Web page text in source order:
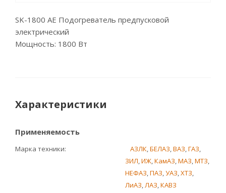
SK-1800 AE Подогреватель предпусковой
электрический
Мощность: 1800 Вт
Характеристики
Применяемость
Марка техники АЗЛК,БЕЛАЗ,ВАЗ,ГАЗ,
ЗИЛ,ИЖ,КамАЗ,МАЗ,МТЗ,
НЕФАЗ,ПАЗ,УАЗ,ХТЗ,
ЛиАЗ,ЛАЗ,КАВЗ